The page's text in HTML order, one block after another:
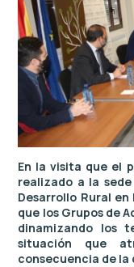
En la visita que el
realizado a la
Desarrollo Rural
que los Grupos de
dinamizando los
situación que
consecuencia de la